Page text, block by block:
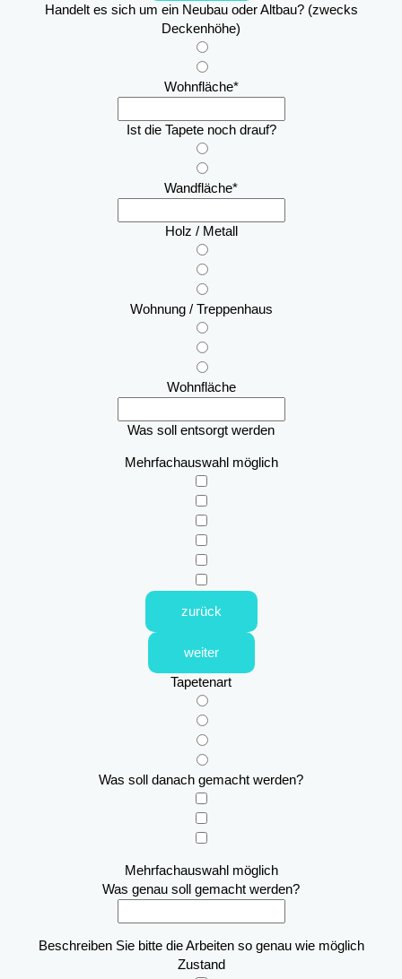
Handelt es sich um ein Neubau oder Altbau? (zwecks
Deckenhöhe)
Wohnfläche*
Ist die Tapete noch drauf?
Wandfläche*
Holz / Metall
Wohnung / Treppenhaus
Wohnfläche
Was soll entsorgt werden
Mehrfachauswahl möglich
zurück
weiter
Tapetenart
Was soll danach gemacht werden?
Mehrfachauswahl möglich
Was genau soll gemacht werden?
Beschreiben Sie bitte die Arbeiten so genau wie möglich
Zustand